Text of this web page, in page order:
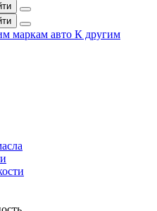
маркам авто К другим